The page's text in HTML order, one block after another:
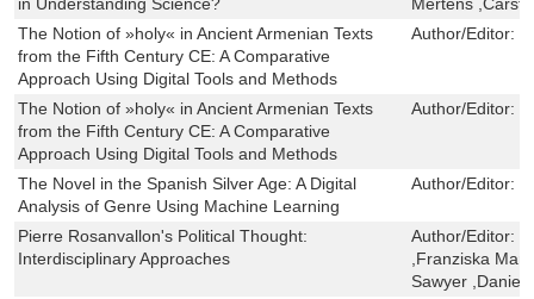
The Notion of »holy« in Ancient Armenian Texts
from the Fifth Century CE: A Comparative
Approach Using Digital Tools and Methods
Author/Editor:
The Notion of »holy« in Ancient Armenian Texts
from the Fifth Century CE: A Comparative
Approach Using Digital Tools and Methods
Author/Editor:
The Novel in the Spanish Silver Age: A Digital
Analysis of Genre Using Machine Learning
Author/Editor:
Pierre Rosanvallon's Political Thought:
Interdisciplinary Approaches
Author/Editor:
,Franziska
Sawyer ,Daniel